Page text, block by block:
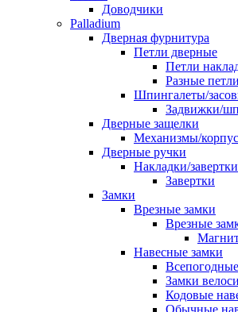
Доводчики
Palladium
Дверная фурнитура
Петли дверные
Петли
Разные петли
Шпингалеты/
Задвижки/
Дверные защелки
Механизмы/
Дверные ручки
Накладки/завертки
Завертки
Замки
Врезные замки
Врезные
Навесные замки
Замки
Кодовые
Обычные